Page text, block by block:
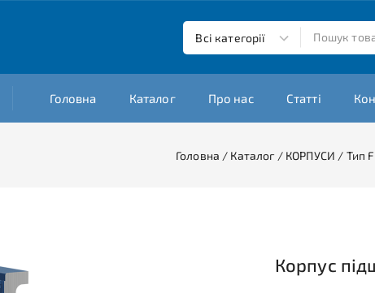
Головна Каталог Про нас Статті
Головна / Каталог / КОРПУСИ / Тип F
Корпус